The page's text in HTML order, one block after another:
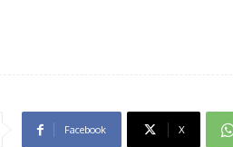
Facebook X